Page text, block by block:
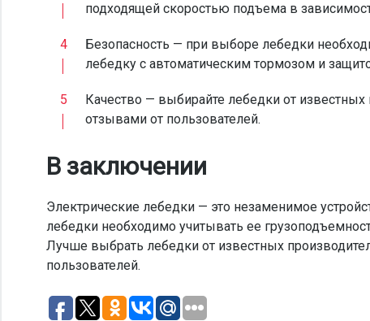
подходящей скоростью подъема в
Безопасность — при выборе лебедки
лебедку с автоматическим тормозом и
Качество — выбирайте лебедки от
отзывами от пользователей.
В заключении
Электрические лебедки — это незаменимое
лебедки необходимо учитывать ее
Лучше выбрать лебедки от известных
пользователей.